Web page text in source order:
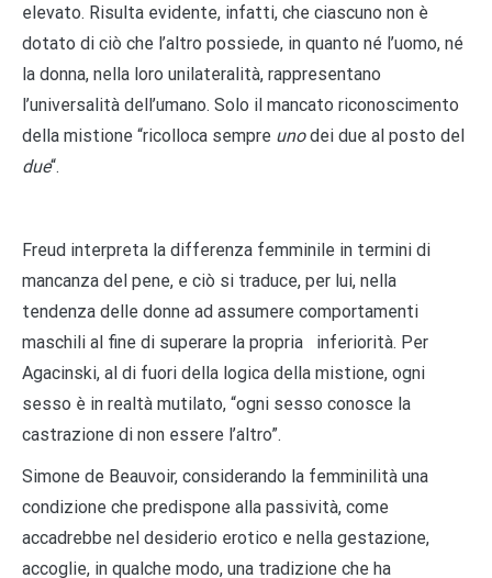
elevato. Risulta evidente, infatti, che ciascuno non è
dotato di ciò che l’altro possiede, in quanto né l’uomo, né
la donna, nella loro unilateralità, rappresentano
l’universalità dell’umano. Solo il mancato riconoscimento
della mistione “ricolloca sempre unodei due al posto del
due“.
Freud interpreta la differenza femminile in termini di
mancanza del pene, e ciò si traduce, per lui, nella
tendenza delle donne ad assumere comportamenti
maschili al fine di superare la propria inferiorità. Per
Agacinski, al di fuori della logica della mistione, ogni
sesso è in realtà mutilato, “ogni sesso conosce la
castrazione di non essere l’altro”.
Simone de Beauvoir, considerando la femminilità una
condizione che predispone alla passività, come
accadrebbe nel desiderio erotico e nella gestazione,
accoglie, in qualche modo, una tradizione che ha